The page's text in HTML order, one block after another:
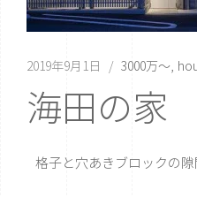
2019年9月1日 3000万〜
海田の
格子と穴あきブロックの隙